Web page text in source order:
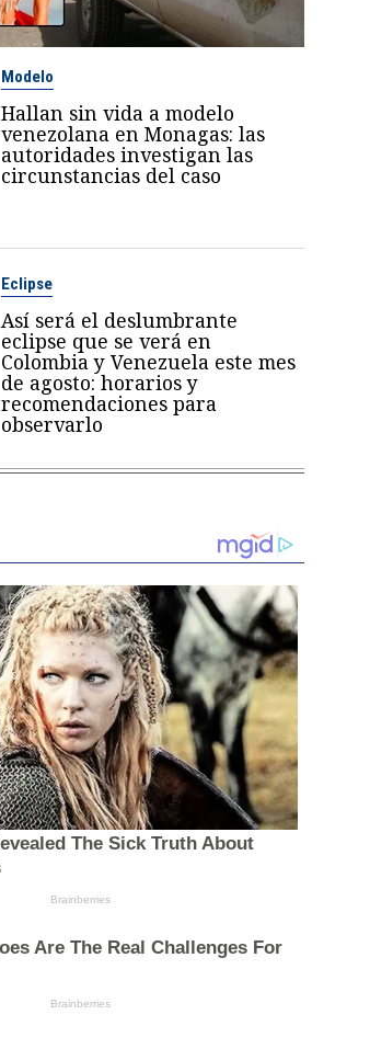
Modelo
Hallan sin vida a modelo
venezolana en Monagas: las
autoridades investigan las
circunstancias del caso
Eclipse
Así será el deslumbrante
eclipse que se verá en
Colombia y Venezuela este mes
de agosto: horarios y
recomendaciones para
observarlo